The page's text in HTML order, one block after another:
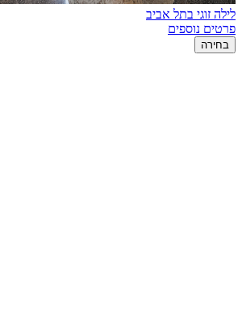
לילה זוגי בתל אביב
פרטים נוספים
בחירה